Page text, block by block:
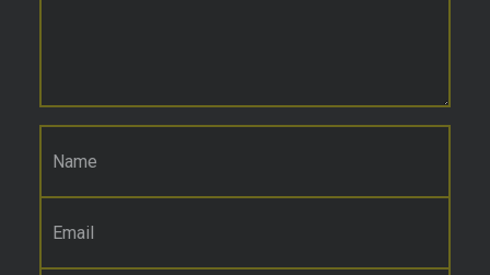
Name
*